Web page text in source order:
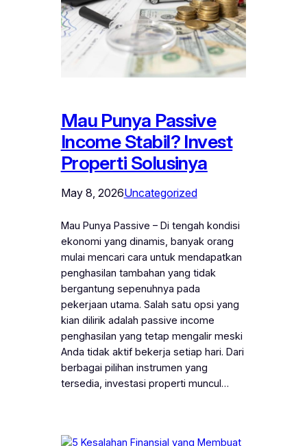
Mau Punya Passive
Income Stabil? Invest
Properti Solusinya
May 8, 2026Uncategorized
Mau Punya Passive – Di tengah kondisi
ekonomi yang dinamis, banyak orang
mulai mencari cara untuk mendapatkan
penghasilan tambahan yang tidak
bergantung sepenuhnya pada
pekerjaan utama. Salah satu opsi yang
kian dilirik adalah passive income
penghasilan yang tetap mengalir meski
Anda tidak aktif bekerja setiap hari. Dari
berbagai pilihan instrumen yang
tersedia, investasi properti muncul…